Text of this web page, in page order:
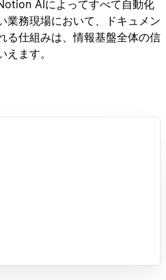
AIによってすべて自動化
業務現場において、ドキュメン
る仕組みは、情報基盤全体の信
ます。